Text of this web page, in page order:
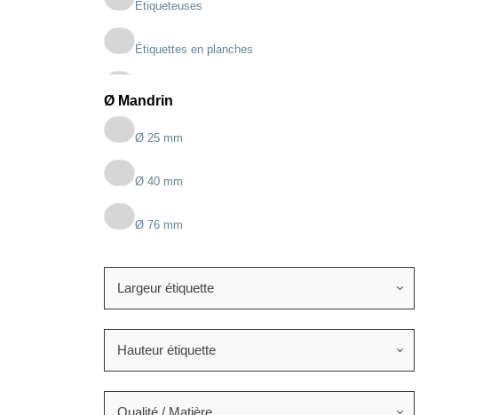
Étiqueteuses
Étiquettes en planches
Étiquettes en rouleaux
Imprimantes étiquettes
Ø Mandrin
Ø 25 mm
Ø 40 mm
Ø 76 mm